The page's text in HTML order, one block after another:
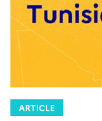
ARTICLE